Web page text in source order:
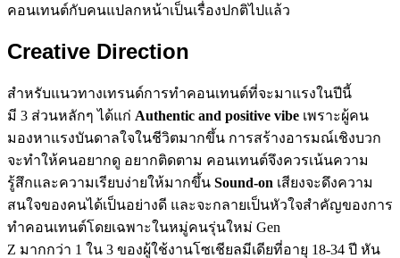
คอนเทนต์กับคนแปลกหน้าเป็นเรื่องปกติไปแล้ว
Creative Direction
สำหรับแนวทางเทรนด์การทำคอนเทนต์ที่จะมาแรงในปีนี้
มี 3 ส่วนหลักๆ ได้แก่ Authentic and positive vibe เพราะผู้คน
มองหาแรงบันดาลใจในชีวิตมากขึ้น การสร้างอารมณ์เชิงบวก
จะทำให้คนอยากดู อยากติดตาม คอนเทนต์จึงควรเน้นความ
รู้สึกและความเรียบง่ายให้มากขึ้น Sound-on เสียงจะดึงความ
สนใจของคนได้เป็นอย่างดี และจะกลายเป็นหัวใจสำคัญของการ
ทำคอนเทนต์โดยเฉพาะในหมู่คนรุ่นใหม่ Gen
Z มากกว่า 1 ใน 3 ของผู้ใช้งานโซเชียลมีเดียที่อายุ 18-34 ปี หัน